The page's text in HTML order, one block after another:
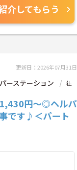
介してもらう
更新日：2026年07月31日
ーステーション
社
1,430円～◎ヘルパ
です♪＜パート